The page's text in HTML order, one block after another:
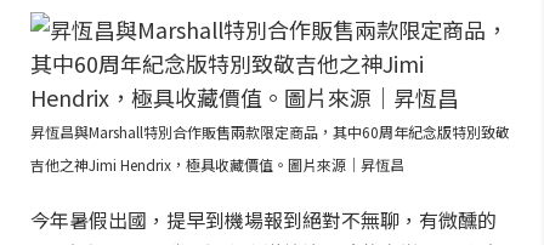
昇恆昌與Marshall特別合作販售兩款限定商品，其中60周年紀念版特別致敬
吉他之神Jimi Hendrix，極具收藏價值。圖片來源｜昇恆昌
今年暑假出國，提早到機場報到絕對不無聊，有微醺的